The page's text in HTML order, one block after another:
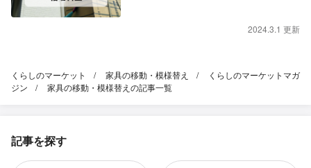
2024.3.1 更新
くらしのマーケット 家具の移動・模様替え
くらしのマーケットマガ
ジン
家具の移動・模様替えの記事一覧
記事を探す